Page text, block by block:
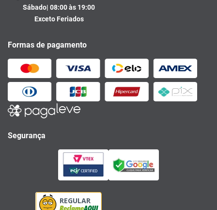
Sábado| 08:00 às 19:00
Exceto Feriados
Formas de pagamento
Segurança